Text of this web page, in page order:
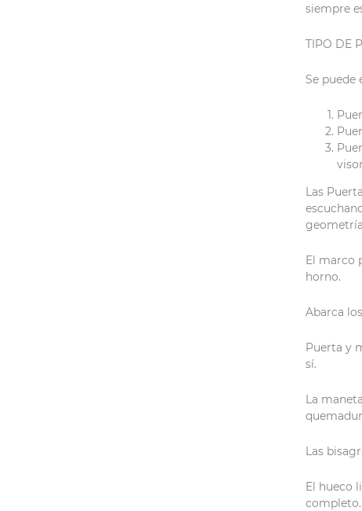
siempre
TIPO DE
Se puede
Las
El marco
horno.
Abarca
Puerta y
sí.
La
Las
El hueco
completo.